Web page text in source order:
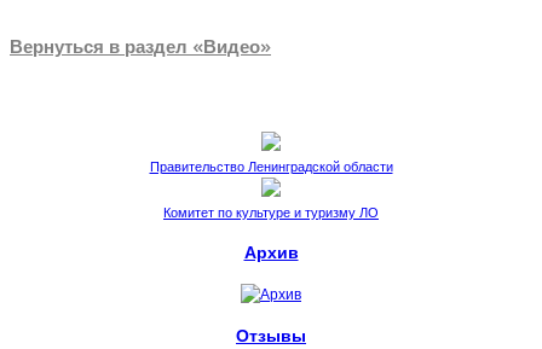
Вернуться в раздел «Видео»
Правительство Ленинградской области
Комитет по культуре и туризму ЛО
Архив
Отзывы